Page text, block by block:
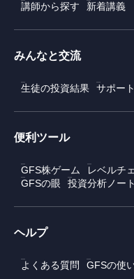
講師から探す
新着講義
みんなと交流
生徒の投資結果 サポー
便利ツール
GFS株ゲーム レベルチ
GFSの眼
投資分析ノート
ヘルプ
よくある質問 GFSの使